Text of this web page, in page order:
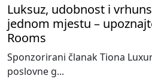
Luksuz, udobnost i
jednom mjestu –
Rooms
Sponzorirani članak Tiona
poslovne g...